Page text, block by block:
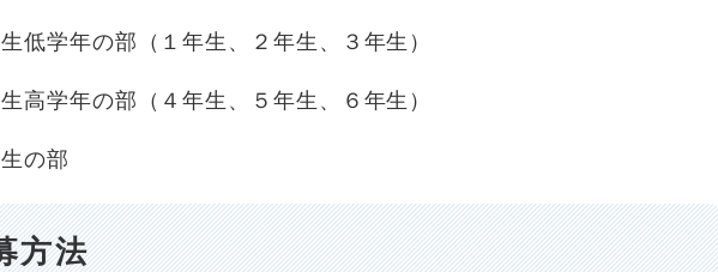
学年の部（１年生、２年生、３年生）
学年の部（４年生、５年生、６年生）
の部
方法